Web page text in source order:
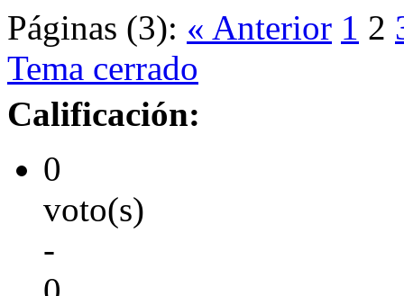
Páginas (3): « Anterior 1 2
Tema cerrado
Calificación:
0
voto(s)
-